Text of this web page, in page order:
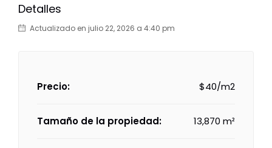
Detalles
Actualizado en julio 22, 2026 a 4:40 pm
Precio: $40/m2
Tamaño de la propiedad: 13,870 m²